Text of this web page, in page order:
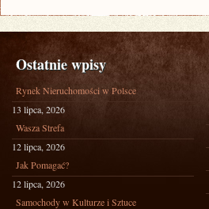
Ostatnie wpisy
Rynek Nieruchomości w Polsce
13 lipca, 2026
Wasza Strefa
12 lipca, 2026
Jak Pomagać?
12 lipca, 2026
Samochody w Kulturze i Sztuce